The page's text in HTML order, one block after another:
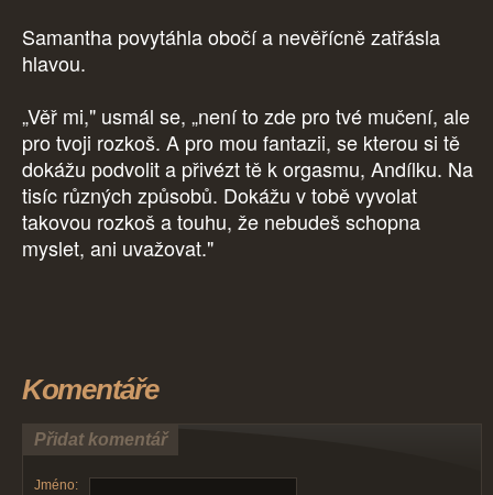
Samantha povytáhla obočí a nevěřícně zatřásla
hlavou.
„Věř mi," usmál se, „není to zde pro tvé mučení, ale
pro tvoji rozkoš. A pro mou fantazii, se kterou si tě
dokážu podvolit a přivézt tě k orgasmu, Andílku. Na
tisíc různých způsobů. Dokážu v tobě vyvolat
takovou rozkoš a touhu, že nebudeš schopna
myslet, ani uvažovat."
Komentáře
Přidat komentář
Jméno: